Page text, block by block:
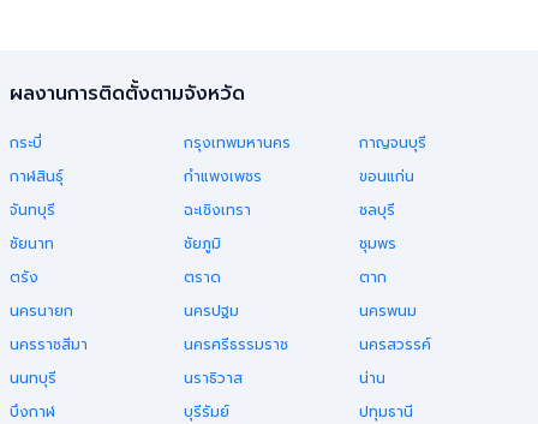
ผลงานการติดตั้งตามจังหวัด
กระบี่ กรุงเทพมหานคร
กาญจนบุรี
กาฬสินธุ์
กำแพงเพชร
ขอนแก่น
จันทบุรี
ฉะเชิงเทรา
ชลบุรี
ชัยนาท
ชัยภูมิ
ชุมพร
ตรัง
ตราด
ตาก
นครนายก
นครปฐม
นครพนม
นครราชสีมา
นครศรีธรรมราช
นครสวรรค์
นนทบุรี
นราธิวาส
น่าน
บึงกาฬ
บุรีรัมย์
ปทุมธานี